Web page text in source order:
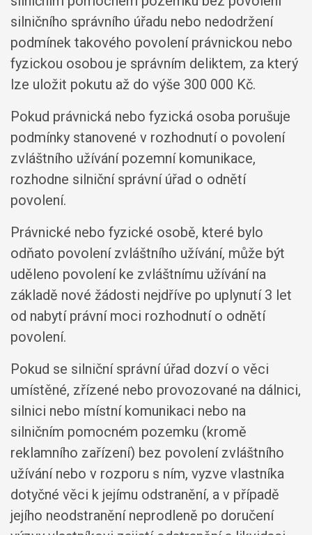
silničního správního úřadu nebo nedodržení
podmínek takového povolení právnickou nebo
fyzickou osobou je správním deliktem, za který
lze uložit pokutu až do výše 300 000 Kč.
Pokud právnická nebo fyzická osoba porušuje
podmínky stanovené v rozhodnutí o povolení
zvláštního užívání pozemní komunikace,
rozhodne silniční správní úřad o odnětí
povolení.
Právnické nebo fyzické osobě, které bylo
odňato povolení zvláštního užívání, může být
uděleno povolení ke zvláštnímu užívání na
základě nové žádosti nejdříve po uplynutí 3 let
od nabytí právní moci rozhodnutí o odnětí
povolení.
Pokud se silniční správní úřad dozví o věci
umístěné, zřízené nebo provozované na dálnici,
silnici nebo místní komunikaci nebo na
silničním pomocném pozemku (kromě
reklamního zařízení) bez povolení zvláštního
užívání nebo v rozporu s ním, vyzve vlastníka
dotyčné věci k jejímu odstranění, a v případě
jejího neodstranění neprodleně po doručení